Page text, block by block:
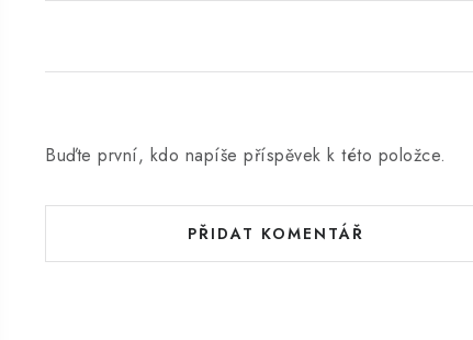
Buďte první, kdo napíše příspěvek k této položce.
PŘIDAT KOMENTÁŘ